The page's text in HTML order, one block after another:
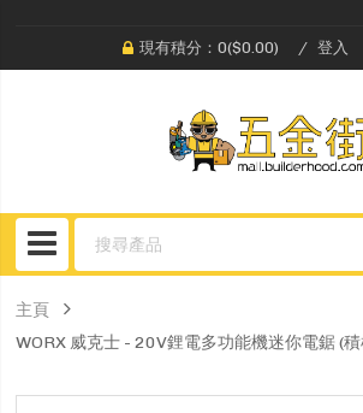
現有積分：0($0.00) 登入
主頁
WORX 威克士 - 20V鋰電多功能機迷你電鋸 (